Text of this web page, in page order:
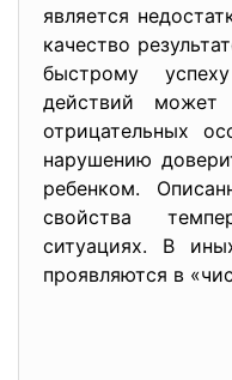
является
качество
быстрому
действий может
отрицательных
нарушению
ребенком.
свойства
ситуациях. В
проявляются в